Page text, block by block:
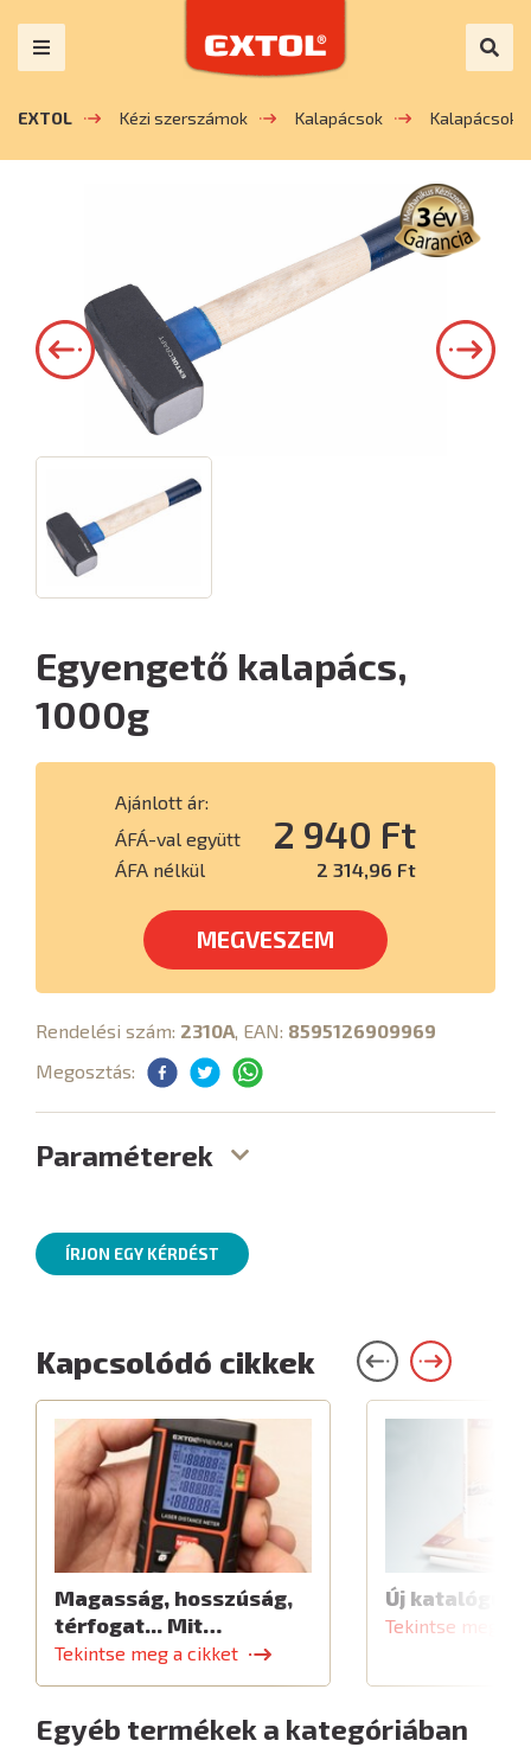
EXTOL Kézi szerszámok Kalapácsok Kalapácsok
Egyengető kalapács,
1000g
Ajánlott ár:
ÁFÁ-val együtt
2 940 Ft
ÁFA nélkül 2 314,96 Ft
MEGVESZEM
Rendelési szám: 2310A, EAN: 8595126909969
Megosztás:
Paraméterek
ÍRJON EGY KÉRDÉST
Kapcsolódó cikkek
Magasság, hosszúság,
térfogat... Mit…
Tekintse meg a cikket
Új katalógus
Tekintse meg a
Egyéb termékek a kategóriában